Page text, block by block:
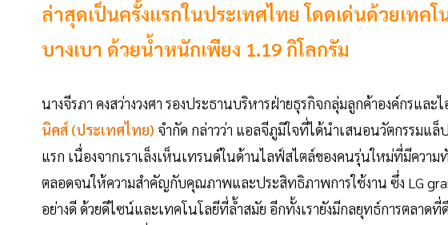
ล่าสุดเป็นครั้งแรกในประเทศไทย โดดเด่นด้วยเทค
บางเบา ด้วยน้ำหนักเพียง 1.19 กิโลกรัม
นางจีรภา คงสว่างวงศา รองประธานบริหารฝ่ายธุรกิจกลุ่มลูกค้าองค์กรแ
นิคส์ (ประเทศไทย) จำกัด กล่าวว่า แอลจีภูมิใจที่ได้นำเสนอนวัตกรรมแ
แรก เนื่องจากเราเล็งเห็นเทรนด์ในด้านไลฟ์สไตล์ของคนรุ่นใหม่ที่มีความ
ตลอดจนให้ความสำคัญกับคุณภาพและประสิทธิภาพการใช้งาน ซึ่ง LG
อย่างดี ด้วยดีไซน์และเทคโนโลยีที่ล้ำสมัย อีกทั้งเรายังมีกลยุทธ์การตลาด